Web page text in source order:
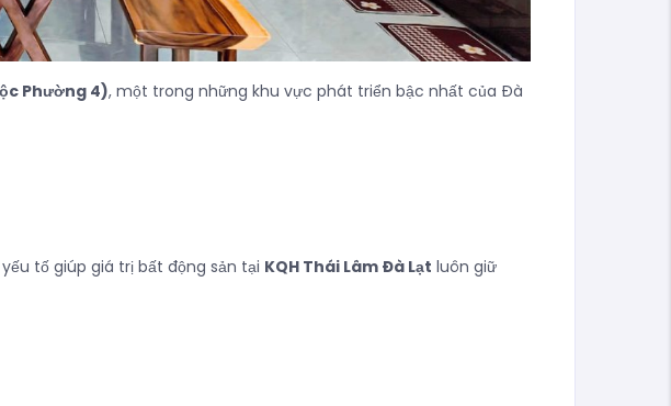
Phường 4), một trong những khu vực phát triển bậc nhất của Đà
tố giúp giá trị bất động sản tại KQH Thái Lâm Đà Lạt luôn giữ